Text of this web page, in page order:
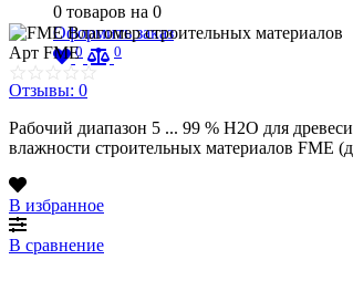
0 товаров на 0
Оформить заказ
0 0
Арт FME
Отзывы: 0
Рабочий диапазон 5 ... 99 % H2O для
влажности строительных материалов FME
В избранное
В сравнение